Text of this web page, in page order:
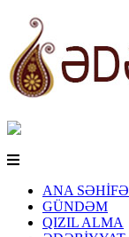
ANA SƏHİFƏ
GÜNDƏM
QIZIL ALMA